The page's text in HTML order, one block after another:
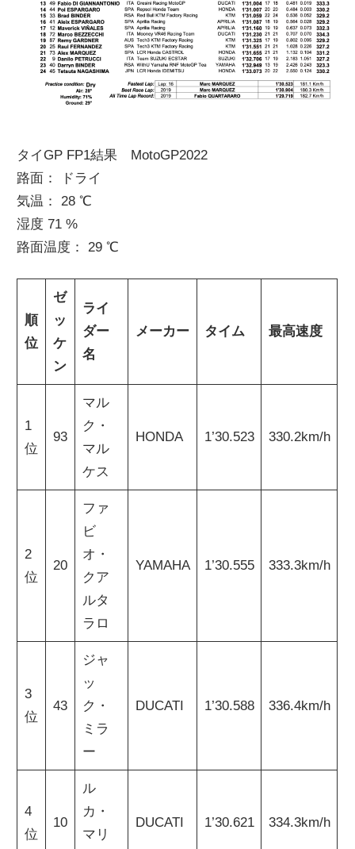
タイGP FP1結果 MotoGP2022
路面： ドライ
気温： 28 ℃
湿度 71 %
路面温度： 29 ℃
順
位
ゼ
ッ
ケ
ン
ライ
ダー
名
メーカー タイム 最高速度
1
位
93
マル
ク・
マル
ケス
HONDA 1’30.523 330.2km/h
2
位
20
ファ
ビ
オ・
クア
ルタ
ラロ
YAMAHA 1’30.555 333.3km/h
3
位
43
ジャ
ッ
ク・
ミラ
ー
DUCATI 1’30.588 336.4km/h
4
位
10
ル
カ・
マリ
DUCATI 1’30.621 334.3km/h